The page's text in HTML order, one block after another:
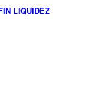
LIQUIDEZ